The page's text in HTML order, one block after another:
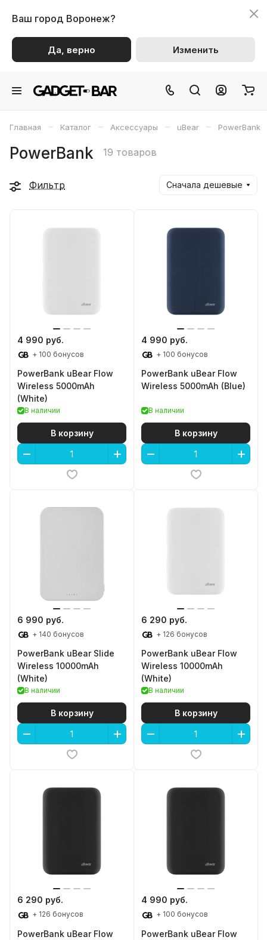
Ваш город Воронеж?
Да, верно Изменить
Главная – Каталог – Аксессуары – uBear – PowerBank
PowerBank 19 товаров
Фильтр Сначала дешевые
4 990 руб.
+ 100 бонусов
PowerBank uBear Flow
Wireless 5000mAh
(White)
В наличии
В корзину
4 990 руб.
+ 100 бонусов
PowerBank uBear Flow
Wireless 5000mAh (Blue)
В наличии
В корзину
6 990 руб.
+ 140 бонусов
PowerBank uBear Slide
Wireless 10000mAh
(White)
В наличии
В корзину
6 290 руб.
+ 126 бонусов
PowerBank uBear Flow
Wireless 10000mAh
(White)
В наличии
В корзину
6 290 руб.
+ 126 бонусов
PowerBank uBear Flow
4 990 руб.
+ 100 бонусов
PowerBank uBear Flow